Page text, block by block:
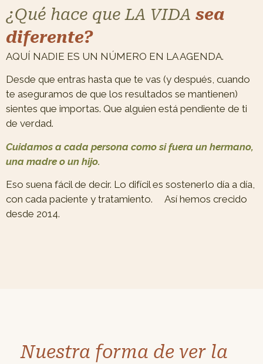
¿Qué hace que LA VIDA sea
diferente?
AQUÍ NADIE ES UN NÚMERO EN LA AGENDA.
Desde que entras hasta que te vas (y después, cuando
te aseguramos de que los resultados se mantienen)
sientes que importas. Que alguien está pendiente de ti
de verdad.
Cuidamos a cada persona como si fuera un hermano,
una madre o un hijo.
Eso suena fácil de decir. Lo difícil es sostenerlo día a día,
con cada paciente y tratamiento. Así hemos crecido
desde 2014.
Nuestra forma de ver la